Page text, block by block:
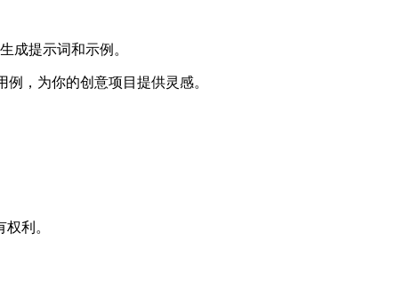
成提示词和示例。
例，为你的创意项目提供灵感。
权利。